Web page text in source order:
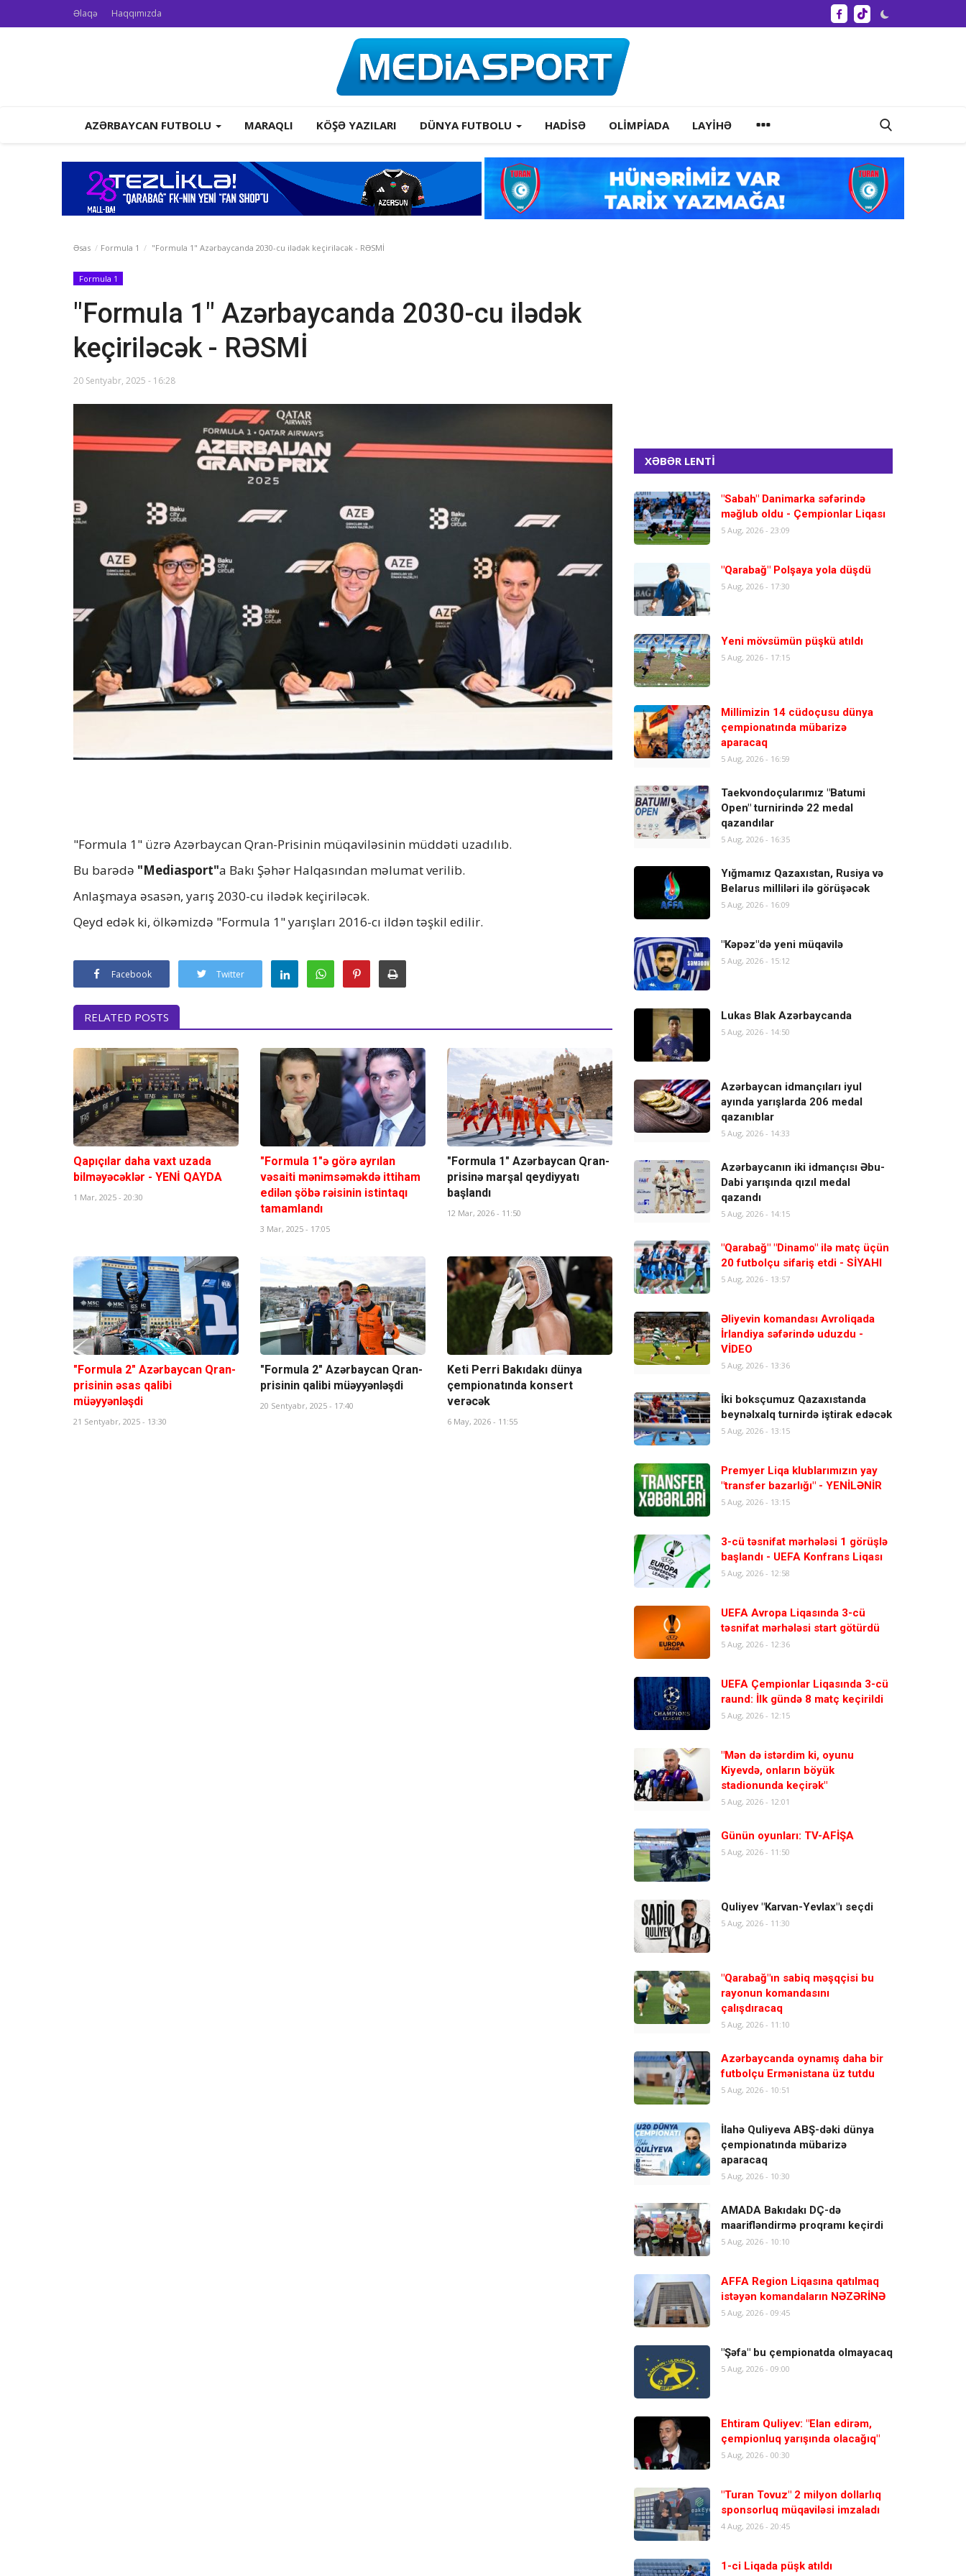
Əlaqə Haqqımızda
AZƏRBAYCAN FUTBOLU MARAQLI KÖŞƏ YAZILARI DÜNYA FUTBOLU HADISƏ OLIMPIADA LAYIHƏ
Əsas Formula 1 "Formula 1" Azərbaycanda 2030-cu ilədək keçiriləcək - RƏSMİ
Formula 1
"Formula 1" Azərbaycanda 2030-cu ilədək
keçiriləcək - RƏSMİ
20 Sentyabr, 2025 - 16:28
"Formula 1" üzrə Azərbaycan Qran-Prisinin müqaviləsinin müddəti uzadılıb.
Bu barədə "Mediasport"a Bakı Şəhər Halqasından məlumat verilib.
Anlaşmaya əsasən, yarış 2030-cu ilədək keçiriləcək.
Qeyd edək ki, ölkəmizdə "Formula 1" yarışları 2016-cı ildən təşkil edilir.
Facebook Twitter
RELATED POSTS
Qapıçılar daha vaxt uzada
bilməyəcəklər - YENİ QAYDA
1 Mar, 2025 - 20:30
"Formula 1"ə görə ayrılan
vəsaiti mənimsəməkdə ittiham
edilən şöbə rəisinin istintaqı
tamamlandı
3 Mar, 2025 - 17:05
"Formula 1" Azərbaycan Qran-
prisinə marşal qeydiyyatı
başlandı
12 Mar, 2026 - 11:50
"Formula 2" Azərbaycan Qran-
prisinin əsas qalibi
müəyyənləşdi
21 Sentyabr, 2025 - 13:30
"Formula 2" Azərbaycan Qran-
prisinin qalibi müəyyənləşdi
20 Sentyabr, 2025 - 17:40
Keti Perri Bakıdakı dünya
çempionatında konsert
verəcək
6 May, 2026 - 11:55
XƏBƏR LENTİ
"Sabah" Danimarka səfərində
məğlub oldu - Çempionlar Liqası
5 Aug, 2026 - 23:09
"Qarabağ" Polşaya yola düşdü
5 Aug, 2026 - 17:30
Yeni mövsümün püşkü atıldı
5 Aug, 2026 - 17:15
Millimizin 14 cüdoçusu dünya
çempionatında mübarizə
aparacaq
5 Aug, 2026 - 16:59
Taekvondoçularımız "Batumi
Open" turnirində 22 medal
qazandılar
5 Aug, 2026 - 16:35
Yığmamız Qazaxıstan, Rusiya və
Belarus milliləri ilə görüşəcək
5 Aug, 2026 - 16:09
"Kəpəz"də yeni müqavilə
5 Aug, 2026 - 15:12
Lukas Blak Azərbaycanda
5 Aug, 2026 - 14:50
Azərbaycan idmançıları iyul
ayında yarışlarda 206 medal
qazanıblar
5 Aug, 2026 - 14:33
Azərbaycanın iki idmançısı Əbu-
Dabi yarışında qızıl medal
qazandı
5 Aug, 2026 - 14:15
"Qarabağ" "Dinamo" ilə matç üçün
20 futbolçu sifariş etdi - SİYAHI
5 Aug, 2026 - 13:57
Əliyevin komandası Avroliqada
İrlandiya səfərində uduzdu -
VİDEO
5 Aug, 2026 - 13:36
İki boksçumuz Qazaxıstanda
beynəlxalq turnirdə iştirak edəcək
5 Aug, 2026 - 13:15
Premyer Liqa klublarımızın yay
"transfer bazarlığı" - YENİLƏNİR
5 Aug, 2026 - 13:15
3-cü təsnifat mərhələsi 1 görüşlə
başlandı - UEFA Konfrans Liqası
5 Aug, 2026 - 12:58
UEFA Avropa Liqasında 3-cü
təsnifat mərhələsi start götürdü
5 Aug, 2026 - 12:36
UEFA Çempionlar Liqasında 3-cü
raund: İlk gündə 8 matç keçirildi
5 Aug, 2026 - 12:15
"Mən də istərdim ki, oyunu
Kiyevdə, onların böyük
stadionunda keçirək"
5 Aug, 2026 - 12:01
Günün oyunları: TV-AFİŞA
5 Aug, 2026 - 11:50
Quliyev "Karvan-Yevlax"ı seçdi
5 Aug, 2026 - 11:30
"Qarabağ"ın sabiq məşqçisi bu
rayonun komandasını
çalışdıracaq
5 Aug, 2026 - 11:10
Azərbaycanda oynamış daha bir
futbolçu Ermənistana üz tutdu
5 Aug, 2026 - 10:51
İlahə Quliyeva ABŞ-dəki dünya
çempionatında mübarizə
aparacaq
5 Aug, 2026 - 10:30
AMADA Bakıdakı DÇ-də
maarifləndirmə proqramı keçirdi
5 Aug, 2026 - 10:10
AFFA Region Liqasına qatılmaq
istəyən komandaların NƏZƏRİNƏ
5 Aug, 2026 - 09:45
"Şəfa" bu çempionatda olmayacaq
5 Aug, 2026 - 09:00
Ehtiram Quliyev: "Elan edirəm,
çempionluq yarışında olacağıq"
5 Aug, 2026 - 00:30
"Turan Tovuz" 2 milyon dollarlıq
sponsorluq müqaviləsi imzaladı
4 Aug, 2026 - 20:45
1-ci Liqada püşk atıldı